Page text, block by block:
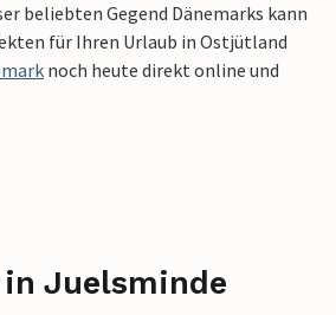
beliebten Gegend Dänemarks kann
für Ihren Urlaub in Ostjütland
noch heute direkt online und
Juelsminde